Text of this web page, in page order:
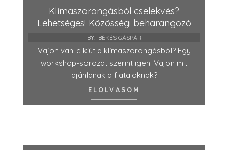
Klímaszorongásból cselekvés?
Lehetséges! Közösségi beharangozó
BY: BÉKÉS GÁSPÁR
Vajon van-e kiút a klímaszorongásból? Egy
workshop-sorozat szerint igen. Vajon mit
ajánlanak a fiataloknak?
ELOLVASOM